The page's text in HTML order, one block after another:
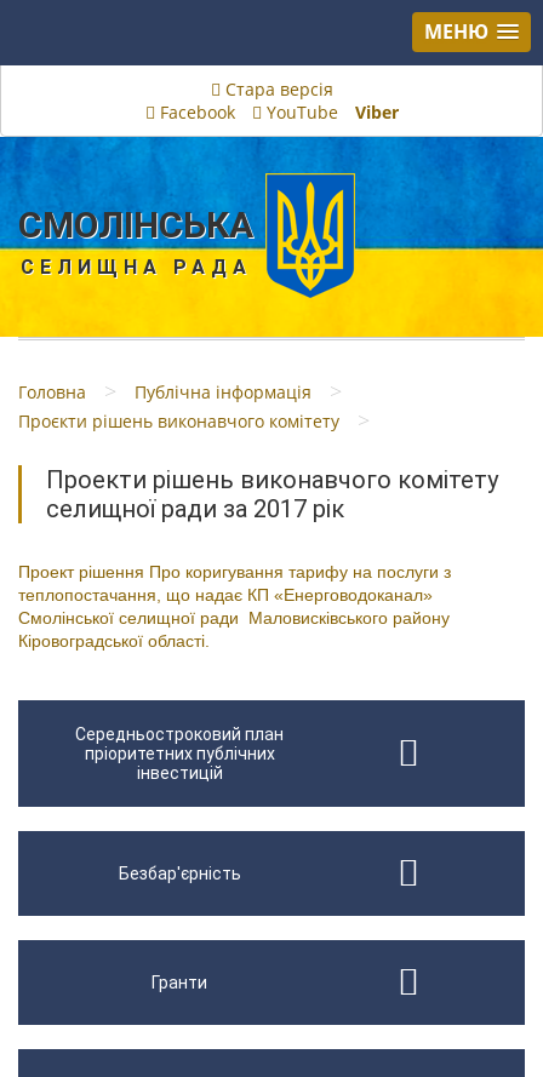
МЕНЮ
Стара версія
Facebook
YouTube Viber
СМОЛІНСЬКА
СЕЛИЩНА РАДА
Головна > Публічна інформація >
Проєкти рішень виконавчого комітету >
Проекти рішень виконавчого комітету
селищної ради за 2017 рік
Проект рішення Про коригування тарифу на послуги з
теплопостачання, що надає КП «Енерговодоканал»
Смолінської селищної ради Маловисківського району
Кіровоградської області.
Середньостроковий план
пріоритетних публічних
інвестицій
Безбар'єрність
Гранти